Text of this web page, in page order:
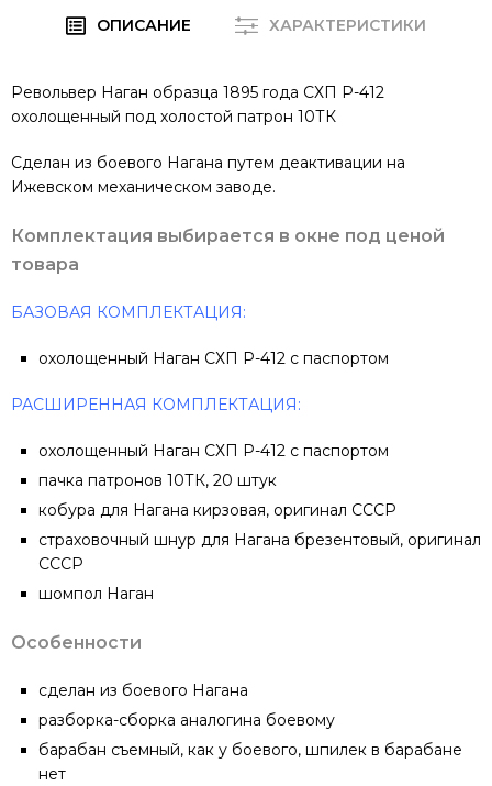
ОПИСАНИЕ ХАРАКТЕРИСТИКИ
Револьвер Наган образца 1895 года СХП Р-412
охолощенный под холостой патрон 10ТК
Сделан из боевого Нагана путем деактивации на
Ижевском механическом заводе.
Комплектация выбирается в окне под ценой
товара
БАЗОВАЯ КОМПЛЕКТАЦИЯ:
охолощенный Наган СХП Р-412 с паспортом
РАСШИРЕННАЯ КОМПЛЕКТАЦИЯ:
охолощенный Наган СХП Р-412 с паспортом
пачка патронов 10ТК, 20 штук
кобура для Нагана кирзовая, оригинал СССР
страховочный шнур для Нагана брезентовый, оригинал
СССР
шомпол Наган
Особенности
сделан из боевого Нагана
разборка-сборка аналогина боевому
барабан съемный, как у боевого, шпилек в барабане
нет